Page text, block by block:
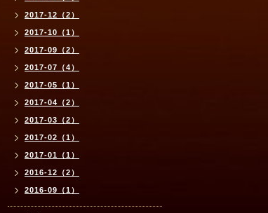
2017-12（2）
2017-10（1）
2017-09（2）
2017-07（4）
2017-05（1）
2017-04（2）
2017-03（2）
2017-02（1）
2017-01（1）
2016-12（2）
2016-09（1）